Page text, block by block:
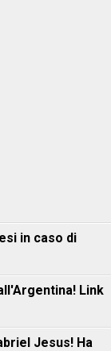
in caso di
Link
Jesus! Ha